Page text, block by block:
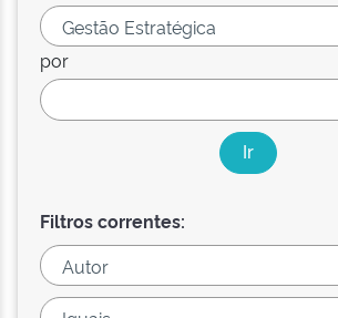
por
Filtros correntes: